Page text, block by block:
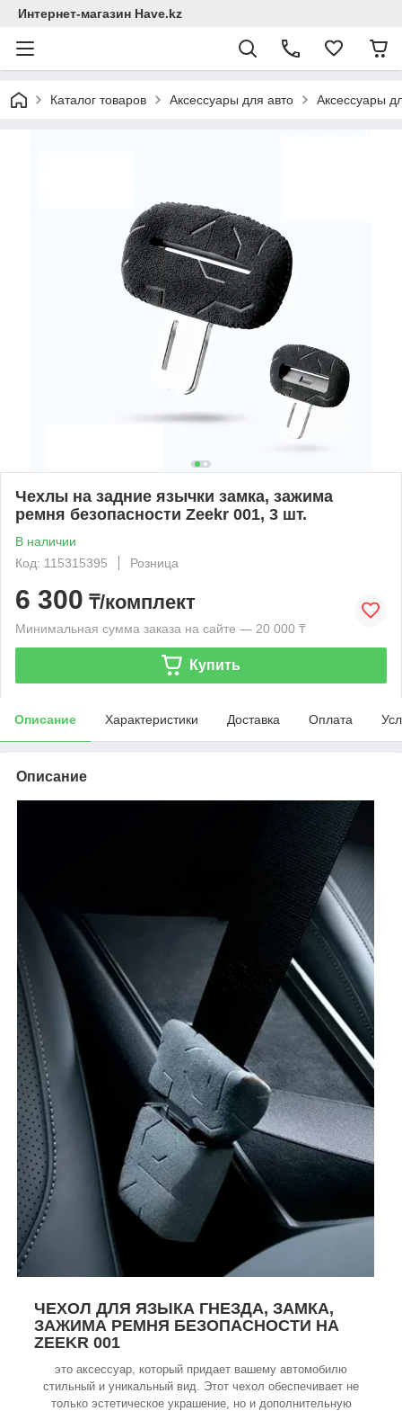
Интернет-магазин Have.kz
Каталог товаров Аксессуары для авто Аксессуары
Чехлы на задние язычки замка, зажима
ремня безопасности Zeekr 001, 3 шт.
В наличии
Код: 115315395
Розница
6 300 ₸/комплект
Минимальная сумма заказа на сайте — 20 000 ₸
Купить
Описание Характеристики Доставка Оплата
Описание
ЧЕХОЛ ДЛЯ ЯЗЫКА ГНЕЗДА, ЗАМКА,
ЗАЖИМА РЕМНЯ БЕЗОПАСНОСТИ НА
ZEEKR 001
это аксессуар, который придает вашему автомобилю
стильный и уникальный вид. Этот чехол обеспечивает не
только эстетическое украшение, но и дополнительную